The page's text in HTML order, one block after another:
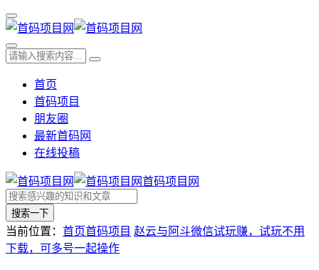
首页
首码项目
朋友圈
最新首码网
在线投稿
首码项目网
搜索一下
当前位置： 首页首码项目 赵云与阿斗微信试玩赚，试玩不用
下载，可多号一起操作